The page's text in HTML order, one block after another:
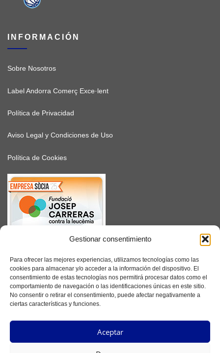
Gestionar consentimiento
Para ofrecer las mejores experiencias, utilizamos tecnologías como las
cookies para almacenar y/o acceder a la información del dispositivo. El
consentimiento de estas tecnologías nos permitirá procesar datos como el
comportamiento de navegación o las identificaciones únicas en este sitio.
No consentir o retirar el consentimiento, puede afectar negativamente a
ciertas características y funciones.
Aceptar
INFORMACIÓN
Sobre Nosotros
Label Andorra Comerç Exce·lent
Política de Privacidad
Aviso Legal y Condiciones de Uso
Política de Cookies
SUSCRÍBETE
Facebook
Instagram
YouTube